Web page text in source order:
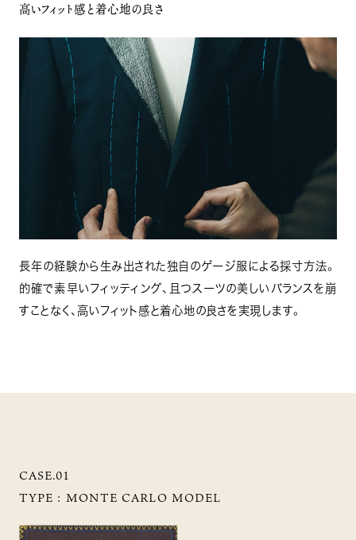
高いフィット感と着心地の良さ
長年の経験から生み出された独自のゲージ服による採寸方法。
的確で素早いフィッティング、且つスーツの美しいバランスを崩
すことなく、高いフィット感と着心地の良さを実現します。
CASE.01
TYPE : MONTE CARLO MODEL